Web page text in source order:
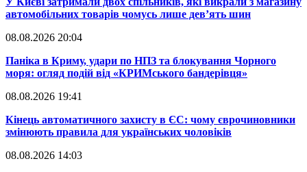
автомобільних товарів чомусь лише дев’ять шин
08.08.2026 20:04
Паніка в Криму, удари по НПЗ та блокування Чорного
моря: огляд подій від «КРИМського бандерівця»
08.08.2026 19:41
​Кінець автоматичного захисту в ЄС: чому єврочиновники
змінюють правила для українських чоловіків
08.08.2026 14:03